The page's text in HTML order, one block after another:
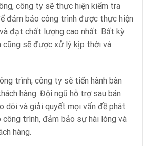
công ty sẽ thực hiện kiểm tra
đảm bảo công trình được thực hiện
đạt chất lượng cao nhất. Bất kỳ
cũng sẽ được xử lý kịp thời và
trình, công ty sẽ tiến hành bàn
hàng. Đội ngũ hỗ trợ sau bán
dõi và giải quyết mọi vấn đề phát
công trình, đảm bảo sự hài lòng và
hàng.